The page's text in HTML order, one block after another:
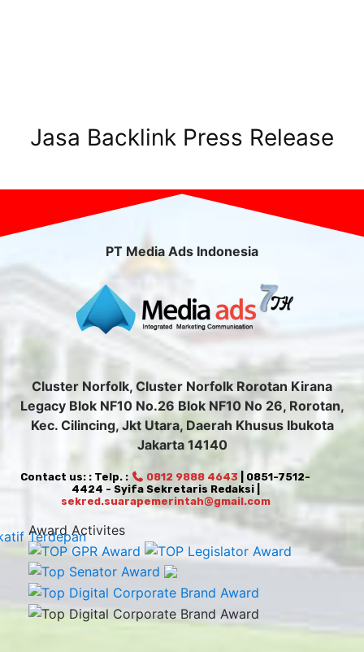
Jasa Backlink Press Release
PT Media Ads Indonesia
Cluster Norfolk, Cluster Norfolk Rorotan Kirana
Legacy Blok NF10 No.26 Blok NF10 No 26, Rorotan,
Kec. Cilincing, Jkt Utara, Daerah Khusus Ibukota
Jakarta 14140
Contact us: : Telp. : 0812 9888 4643 | 0851-7512-
4424 - Syifa Sekretaris Redaksi |
sekred.suarapemerintah@gmail.com
Award Activites